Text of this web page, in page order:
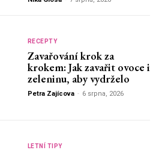
RECEPTY
Zavařování krok za
krokem: Jak zavařit ovoce i
zeleninu, aby vydrželo
Petra Zajícova - 6 srpna, 2026
LETNÍ TIPY